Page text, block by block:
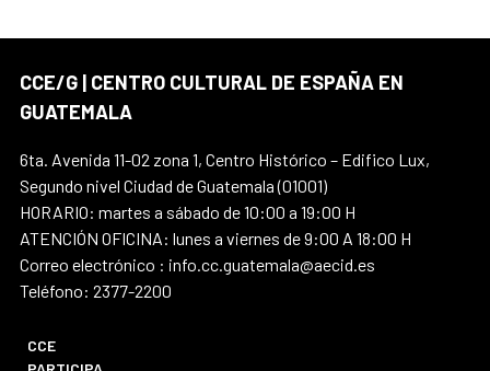
CCE/G | CENTRO CULTURAL DE ESPAÑA EN
GUATEMALA
6ta. Avenida 11-02 zona 1, Centro Histórico – Edifico Lux,
Segundo nivel Ciudad de Guatemala (01001)
HORARIO: martes a sábado de 10:00 a 19:00 H
ATENCIÓN OFICINA: lunes a viernes de 9:00 A 18:00 H
Correo electrónico : info.cc.guatemala@aecid.es
Teléfono: 2377-2200
CCE